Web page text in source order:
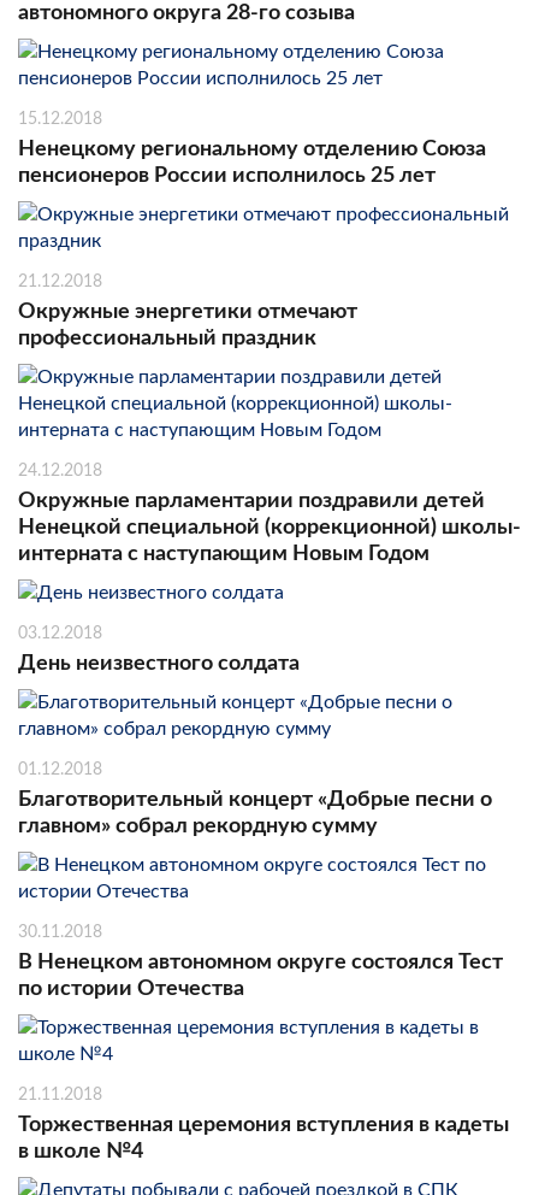
автономного округа 28-го созыва
15.12.2018
Ненецкому региональному отделению Союза
пенсионеров России исполнилось 25 лет
21.12.2018
Окружные энергетики отмечают
профессиональный праздник
24.12.2018
Окружные парламентарии поздравили детей
Ненецкой специальной (коррекционной) школы-
интерната с наступающим Новым Годом
03.12.2018
День неизвестного солдата
01.12.2018
Благотворительный концерт «Добрые песни о
главном» собрал рекордную сумму
30.11.2018
В Ненецком автономном округе состоялся Тест
по истории Отечества
21.11.2018
Торжественная церемония вступления в кадеты
в школе №4